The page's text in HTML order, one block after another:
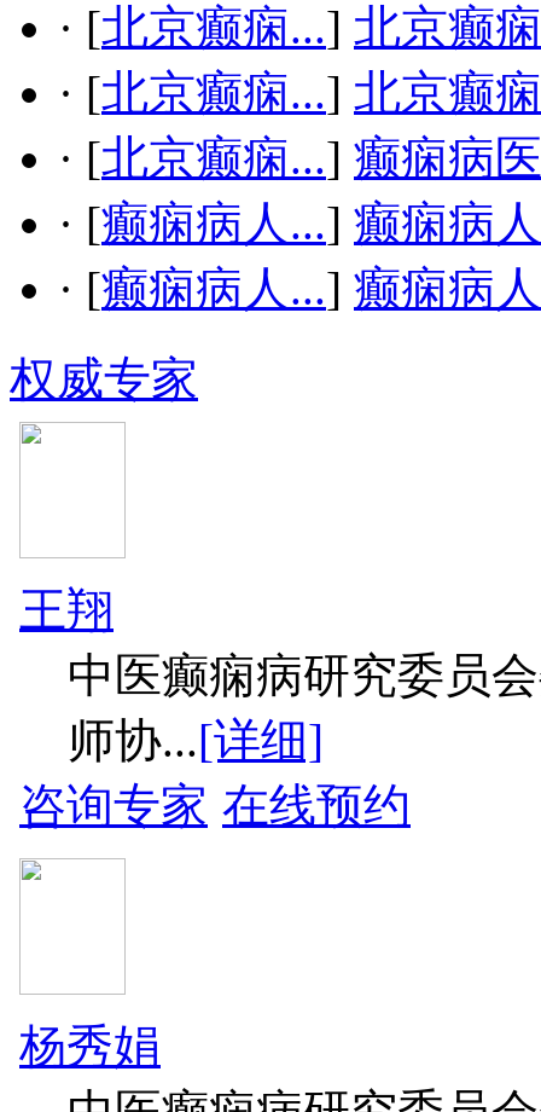
· [北京癫痫...] 北京癫
· [北京癫痫...] 北京癫
· [北京癫痫...] 癫痫病
· [癫痫病人...] 癫痫病
· [癫痫病人...] 癫痫病
权威专家
王翔
中医癫痫病研究委员
师协...[详细]
咨询专家 在线预约
杨秀娟